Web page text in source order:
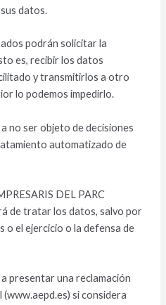
datos.
podrán solicitar la
es, recibir los datos
y transmitirlos a otro
lo podemos impedirlo.
no ser objeto de decisiones
automatizado de
DEL PARC
de tratar los datos, salvo por
o el ejercicio o la defensa de
presentar una reclamación
si considera